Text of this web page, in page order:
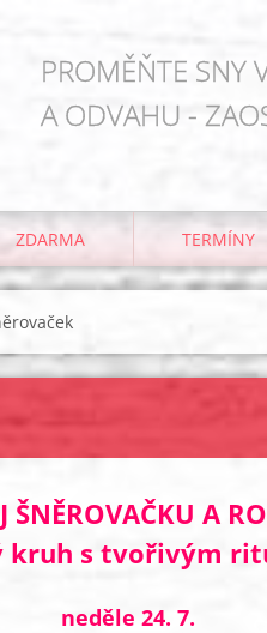
PROMĚŇTE SNY
A ODVAHU -
ZDARMA TERMÍNY
ŠNĚROVAČKU A
kruh s tvořivým
neděle 24. 7.